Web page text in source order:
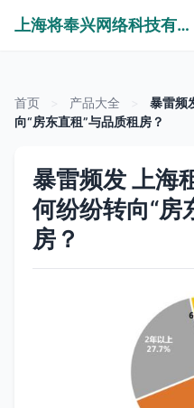
上海将奉兴网络科技有限公司
首页 产品大全
暴雷频
向“房东直租”与品质租房？
暴雷频发 上海
何纷纷转向“房
房？